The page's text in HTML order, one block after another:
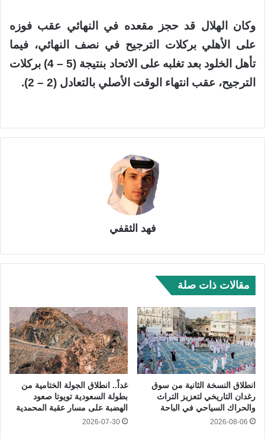
وكان الهلال قد حجز مقعده في النهائي عقب فوزه
على الأهلي بركلات الترجيح في نصف النهائي، فيما
تأهل الخلود بعد تغلبه على الاتحاد بنتيجة (5 – 4) بركلات
الترجيح، عقب انتهاء الوقت الأصلي بالتعادل (2 – 2).
فهد الثقفي
مقالات ذات صلة
انطلاق النسخة الثانية من سوق
رغدان التاريخي لتعزيز التراث
والحراك السياحي في الباحة
2026-08-06
غداً.. انطلاق الجولة الختامية من
بطولة السعودية تويوتا صعود
الهضبة على مسار عقبة المحمدية
2026-07-30